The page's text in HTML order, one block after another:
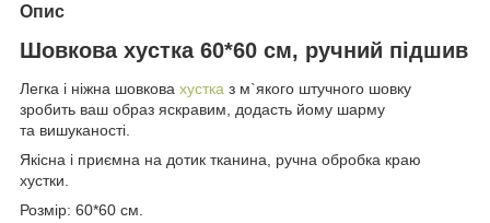
Опис
Шовкова хустка 60*60 см, ручний підшив
Легка і ніжна шовкова хустка з м`якого штучного шовку
зробить ваш образ яскравим, додасть йому шарму
та вишуканості.
Якісна і приємна на дотик тканина, ручна обробка краю
хустки.
Розмір: 60*60 см.